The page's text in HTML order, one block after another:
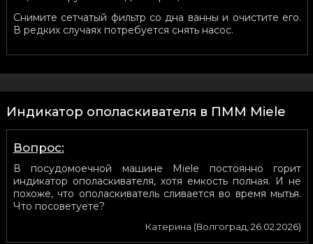
Снимите сетчатый фильтр со дна ванны и очистите его.
В редких случаях потребуется снять насос.
Индикатор ополаскивателя в ПММ Miele
Вопрос:
В посудомоечной машине Miele постоянно горит
индикатор ополаскивателя, хотя емкость полная. И не
похоже, что ополаскиватель сливается во время мытья.
Что посоветуете?
Катерина (Волгоград ,26.02.2026)